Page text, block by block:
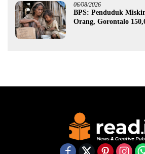
06/08/2026
BPS: Penduduk
Orang, Gorontalo